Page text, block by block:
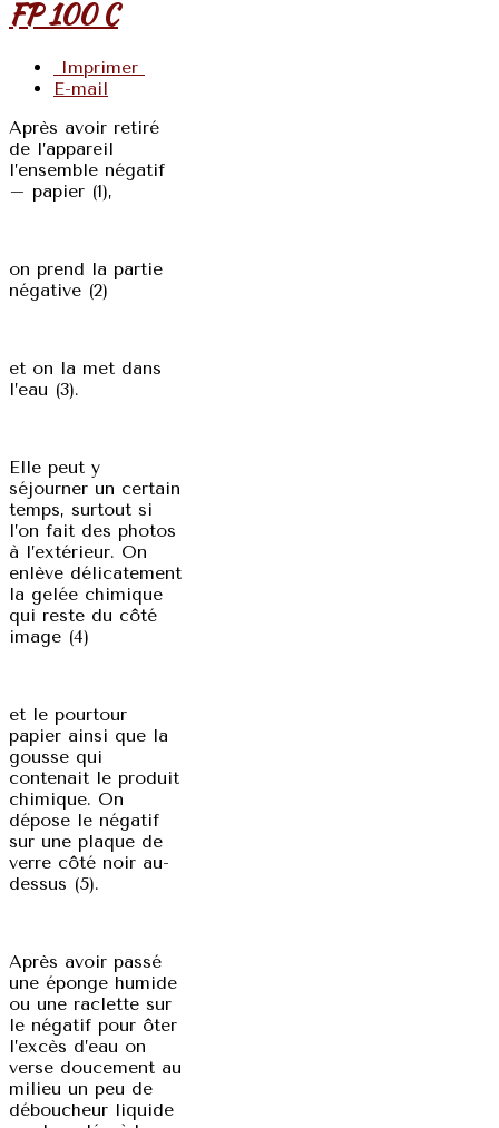
FP 100 C
Imprimer
E-mail
Après avoir retiré
de l’appareil
l’ensemble négatif
– papier (1),
on prend la partie
négative (2)
et on la met dans
l’eau (3).
Elle peut y
séjourner un certain
temps, surtout si
l’on fait des photos
à l’extérieur. On
enlève délicatement
la gelée chimique
qui reste du côté
image (4)
et le pourtour
papier ainsi que la
gousse qui
contenait le produit
chimique. On
dépose le négatif
sur une plaque de
verre côté noir au-
dessus (5).
Après avoir passé
une éponge humide
ou une raclette sur
le négatif pour ôter
l’excès d’eau on
verse doucement au
milieu un peu de
déboucheur liquide